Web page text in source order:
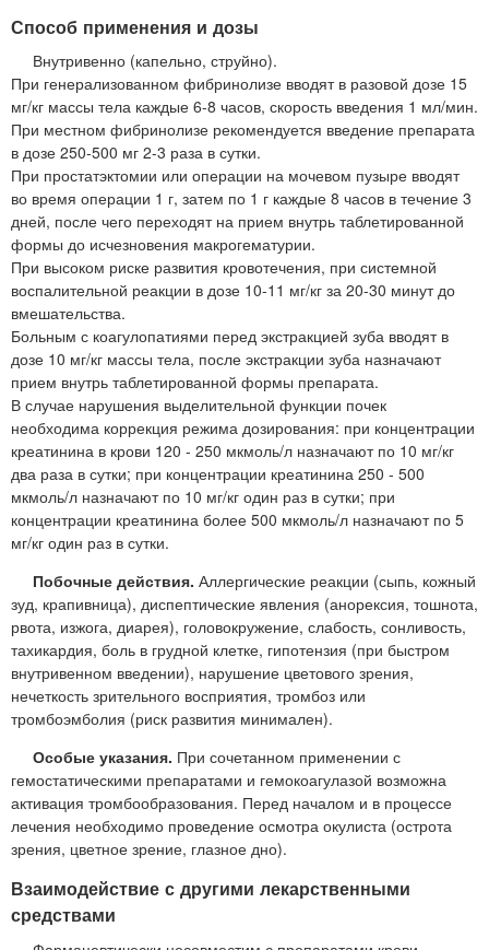
Способ применения и дозы
Внутривенно (капельно, струйно).
При генерализованном фибринолизе вводят в разовой дозе 15
мг/кг массы тела каждые 6-8 часов, скорость введения 1 мл/мин.
При местном фибринолизе рекомендуется введение препарата
в дозе 250-500 мг 2-3 раза в сутки.
При простатэктомии или операции на мочевом пузыре вводят
во время операции 1 г, затем по 1 г каждые 8 часов в течение 3
дней, после чего переходят на прием внутрь таблетированной
формы до исчезновения макрогематурии.
При высоком риске развития кровотечения, при системной
воспалительной реакции в дозе 10-11 мг/кг за 20-30 минут до
вмешательства.
Больным с коагулопатиями перед экстракцией зуба вводят в
дозе 10 мг/кг массы тела, после экстракции зуба назначают
прием внутрь таблетированной формы препарата.
В случае нарушения выделительной функции почек
необходима коррекция режима дозирования: при концентрации
креатинина в крови 120 - 250 мкмоль/л назначают по 10 мг/кг
два раза в сутки; при концентрации креатинина 250 - 500
мкмоль/л назначают по 10 мг/кг один раз в сутки; при
концентрации креатинина более 500 мкмоль/л назначают по 5
мг/кг один раз в сутки.
Побочные действия. Аллергические реакции (сыпь, кожный
зуд, крапивница), диспептические явления (анорексия, тошнота,
рвота, изжога, диарея), головокружение, слабость, сонливость,
тахикардия, боль в грудной клетке, гипотензия (при быстром
внутривенном введении), нарушение цветового зрения,
нечеткость зрительного восприятия, тромбоз или
тромбоэмболия (риск развития минимален).
Особые указания. При сочетанном применении с
гемостатическими препаратами и гемокоагулазой возможна
активация тромбообразования. Перед началом и в процессе
лечения необходимо проведение осмотра окулиста (острота
зрения, цветное зрение, глазное дно).
Взаимодействие с другими лекарственными
средствами